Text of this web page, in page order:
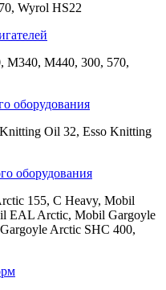
Wyrol HS22
M340, M440, 300, 570,
оборудования
Oil 32, Esso Knitting
оборудования
155, С Heavy, Mobil
EAL Arctic, Mobil Gargoyle
Arctic SHC 400,